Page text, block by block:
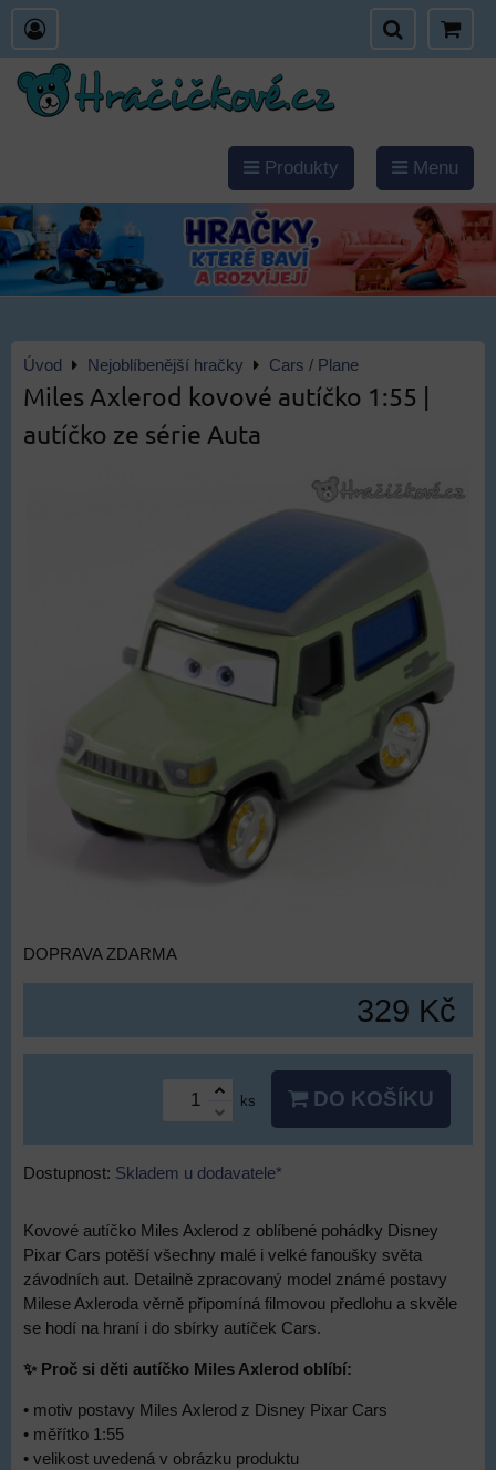
Produkty Menu
Úvod Nejoblíbenější hračky Cars / Plane
Miles Axlerod kovové autíčko 1:55 |
autíčko ze série Auta
DOPRAVA ZDARMA
329 Kč
ks DO KOŠÍKU
Dostupnost: Skladem u dodavatele*
Kovové autíčko Miles Axlerod z oblíbené pohádky Disney
Pixar Cars potěší všechny malé i velké fanoušky světa
závodních aut. Detailně zpracovaný model známé postavy
Milese Axleroda věrně připomíná filmovou předlohu a skvěle
se hodí na hraní i do sbírky autíček Cars.
✨ Proč si děti autíčko Miles Axlerod oblíbí:
• motiv postavy Miles Axlerod z Disney Pixar Cars
• měřítko 1:55
• velikost uvedená v obrázku produktu